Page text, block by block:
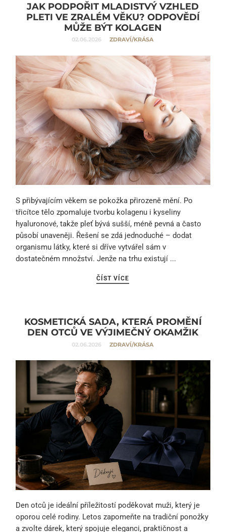
JAK PODPOŘIT MLADISTVÝ VZHLED
PLETI VE ZRALÉM VĚKU? ODPOVĚDÍ
MŮŽE BÝT KOLAGEN
02.06.2026 ZDRAVÍ/KRÁSA
S přibývajícím věkem se pokožka přirozeně mění. Po
třicítce tělo zpomaluje tvorbu kolagenu i kyseliny
hyaluronové, takže pleť bývá sušší, méně pevná a často
působí unaveněji. Řešení se zdá jednoduché – dodat
organismu látky, které si dříve vytvářel sám v
dostatečném množství. Jenže na trhu existují ...
ČÍST VÍCE
KOSMETICKÁ SADA, KTERÁ PROMĚNÍ
DEN OTCŮ VE VÝJIMEČNÝ OKAMŽIK
02.06.2026 ZDRAVÍ/KRÁSA
Den otců je ideální příležitostí poděkovat muži, který je
oporou celé rodiny. Letos zapomeňte na tradiční ponožky
a zvolte dárek, který spojuje eleganci, praktičnost a